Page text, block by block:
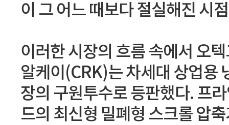
이 그 어느 때보다 절실해진 시
이러한 시장의 흐름 속에서 오
알케이(CRK)는 차세대 상업용
장의 구원투수로 등판했다. 프
드의 최신형 밀폐형 스크롤 압